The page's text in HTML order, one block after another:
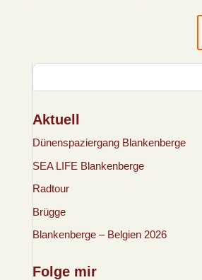
Aktuell
Dünenspaziergang Blankenberge
SEA LIFE Blankenberge
Radtour
Brügge
Blankenberge – Belgien 2026
Folge mir